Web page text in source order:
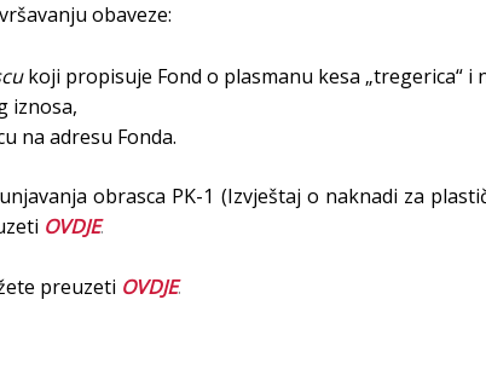
obaveze:
koji propisuje Fond o plasmanu kesa „tregerica“ i
iznosa,
na adresu Fonda.
obrasca PK-1 (Izvještaj o naknadi za
OVDJE.
preuzeti OVDJE.